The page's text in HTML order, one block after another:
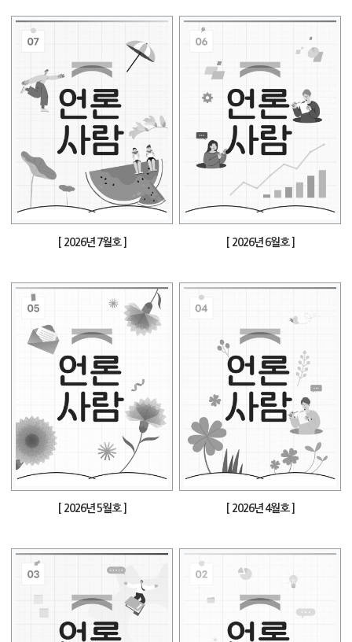
[ 2026년 7월호 ] [ 2026년 6월호 ]
[ 2026년 5월호 ] [ 2026년 4월호 ]